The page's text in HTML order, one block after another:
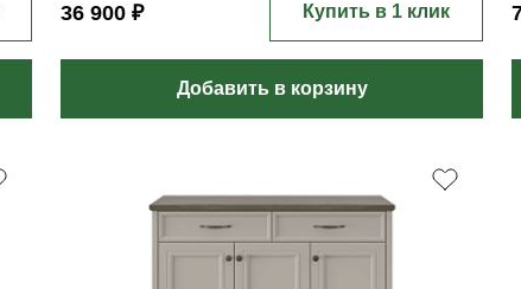
36 900 ₽ Купить в 1 клик
Добавить в корзину